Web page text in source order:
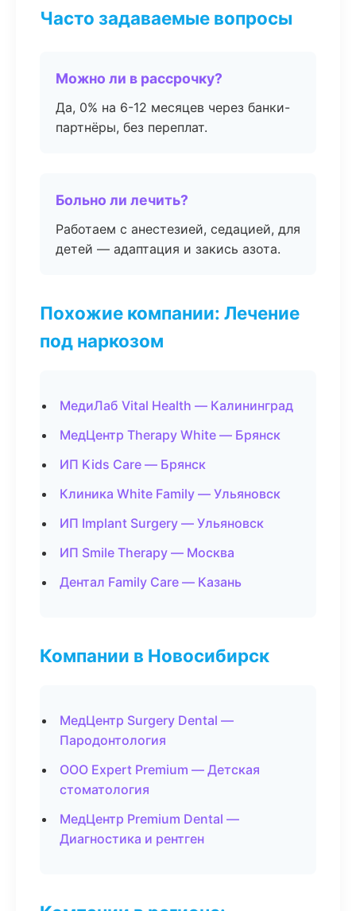
Часто задаваемые вопросы
Можно ли в рассрочку?
Да, 0% на 6-12 месяцев через банки-
партнёры, без переплат.
Больно ли лечить?
Работаем с анестезией, седацией, для
детей — адаптация и закись азота.
Похожие компании: Лечение
под наркозом
МедиЛаб Vital Health — Калининград
МедЦентр Therapy White — Брянск
ИП Kids Care — Брянск
Клиника White Family — Ульяновск
ИП Implant Surgery — Ульяновск
ИП Smile Therapy — Москва
Дентал Family Care — Казань
Компании в Новосибирск
МедЦентр Surgery Dental —
Пародонтология
ООО Expert Premium — Детская
стоматология
МедЦентр Premium Dental —
Диагностика и рентген